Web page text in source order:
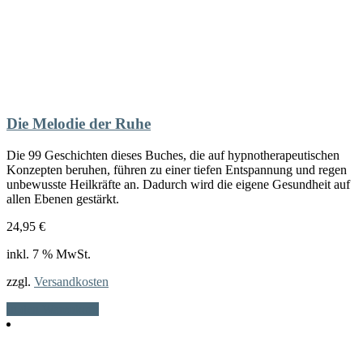
Die Melodie der Ruhe
Die 99 Geschichten dieses Buches, die auf hypnotherapeutischen
Konzepten beruhen, führen zu einer tiefen Entspannung und regen
unbewusste Heilkräfte an. Dadurch wird die eigene Gesundheit auf
allen Ebenen gestärkt.
24,95 €
inkl. 7 % MwSt.
zzgl. Versandkosten